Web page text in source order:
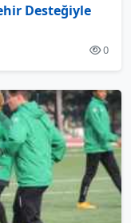
Desteğiyle
0